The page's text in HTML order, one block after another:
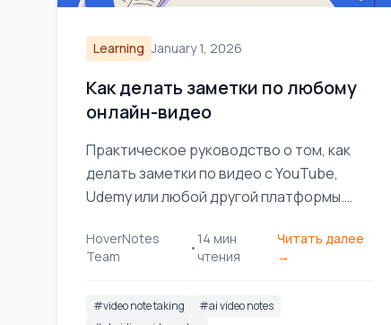
Learning January 1, 2026
Как делать заметки по любому
онлайн-видео
Практическое руководство о том, как
делать заметки по видео с YouTube,
Udemy или любой другой платформы.
процесс, чтобы лучше запоминать
материал и перестать его забывать.
HoverNotes
Team
•
14 мин
чтения
Читать далее
→
#video note taking #ai video notes